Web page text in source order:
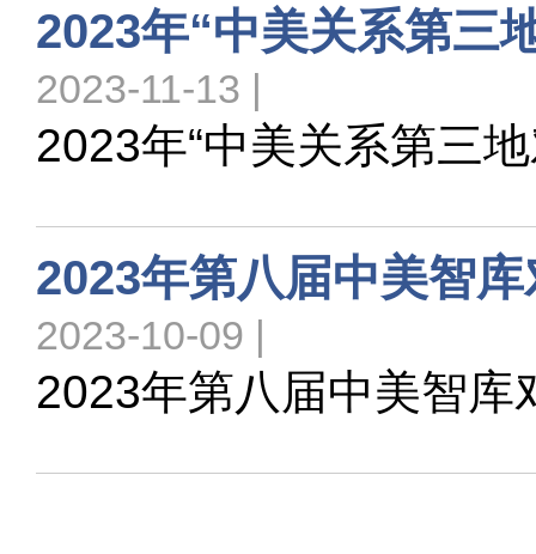
2023年“中美关系第三
2023-11-13 |
2023年“中美关系第三
2023年第八届中美智
2023-10-09 |
2023年第八届中美智库